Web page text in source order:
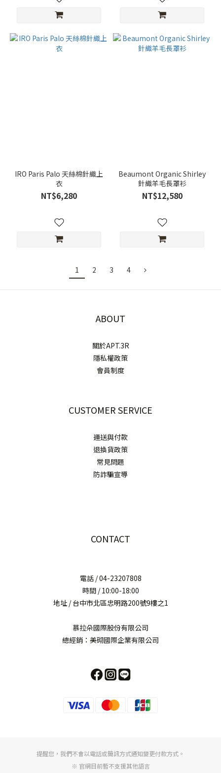
IRO Paris Palo 天絲棉針織上
衣
NT$6,280
Beaumont Organic Shirley
針織羊毛長罩衫
NT$12,580
1 2 3 4
ABOUT
關於APT.3R
隱私權政策
會員制度
CUSTOMER SERVICE
運送與付款
退換貨政策
常見問題
防詐騙宣導
CONTACT
電話 / 04-23207808
時間 / 10:00-18:00
地址 / 台中市北區忠明路200號9樓之1
慕拉朵國際股份有限公司
總經銷：美砌國際企業有限公司
提醒您，我們不會以電話或簡訊方式通知變更付款方式。
※ 官網目前暫不支援其他語言